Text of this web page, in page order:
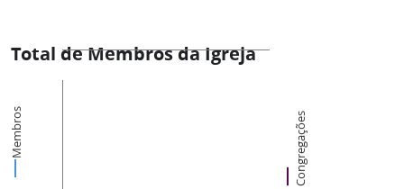
Total de Membros da Igreja
Membros Congregações